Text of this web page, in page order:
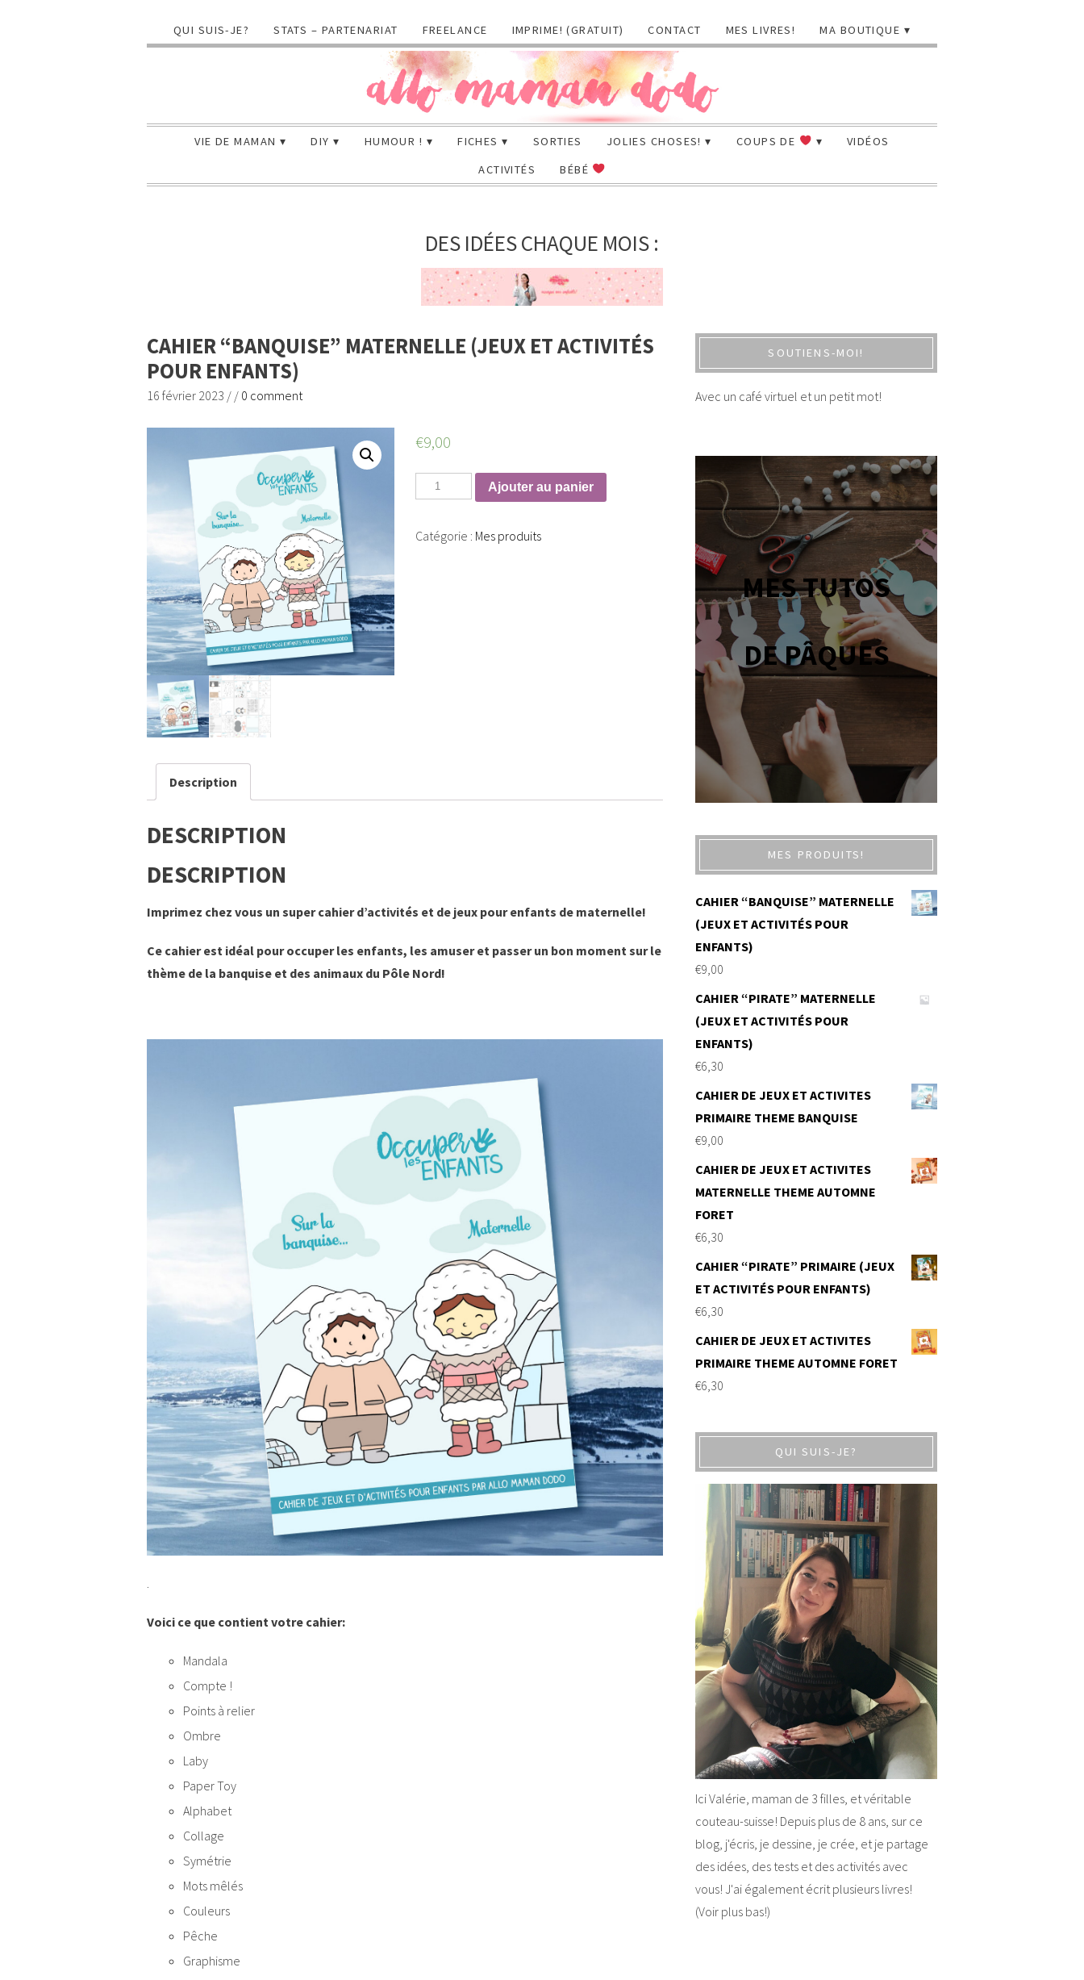
QUI SUIS-JE? STATS – PARTENARIAT FREELANCE IMPRIME! (GRATUIT) CONTACT MES LIVRES! MA BOUTIQUE
VIE DE MAMAN DIY HUMOUR ! FICHES SORTIES JOLIES CHOSES! COUPS DE
VIDÉOS
ACTIVITÉS
BÉBÉ
DES IDÉES CHAQUE MOIS :
CAHIER “BANQUISE” MATERNELLE (JEUX ET ACTIVITÉS
POUR ENFANTS)
16 février 2023 / / 0 comment
€9,00
Ajouter au panier
Catégorie : Mes produits
Description
DESCRIPTION
DESCRIPTION
Imprimez chez vous un super cahier d’activités et de jeux pour enfants de maternelle!
Ce cahier est idéal pour occuper les enfants, les amuser et passer un bon moment sur le
thème de la banquise et des animaux du Pôle Nord!
Voici ce que contient votre cahier:
Mandala
Compte !
Points à relier
Ombre
Laby
Paper Toy
Alphabet
Collage
Symétrie
Mots mêlés
Couleurs
Pêche
Graphisme
SOUTIENS-MOI!
Avec un café virtuel et un petit mot!
MES TUTOS
DE PÂQUES
MES PRODUITS!
CAHIER “BANQUISE” MATERNELLE
(JEUX ET ACTIVITÉS POUR
ENFANTS)
€9,00
CAHIER “PIRATE” MATERNELLE
(JEUX ET ACTIVITÉS POUR
ENFANTS)
€6,30
CAHIER DE JEUX ET ACTIVITES
PRIMAIRE THEME BANQUISE
€9,00
CAHIER DE JEUX ET ACTIVITES
MATERNELLE THEME AUTOMNE
FORET
€6,30
CAHIER “PIRATE” PRIMAIRE (JEUX
ET ACTIVITÉS POUR ENFANTS)
€6,30
CAHIER DE JEUX ET ACTIVITES
PRIMAIRE THEME AUTOMNE FORET
€6,30
QUI SUIS-JE?
Ici Valérie, maman de 3 filles, et véritable
couteau-suisse! Depuis plus de 8 ans, sur ce
blog, j'écris, je dessine, je crée, et je partage
des idées, des tests et des activités avec
vous! J'ai également écrit plusieurs livres!
(Voir plus bas!)